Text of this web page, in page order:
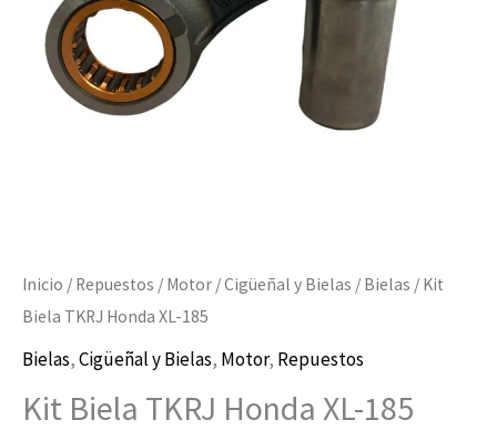
Inicio / Repuestos / Motor /Cigüeñal y Bielas / Bielas / Kit
Biela TKRJ Honda XL-185
Bielas,Cigüeñal y Bielas, Motor, Repuestos
Kit Biela TKRJ Honda XL-185